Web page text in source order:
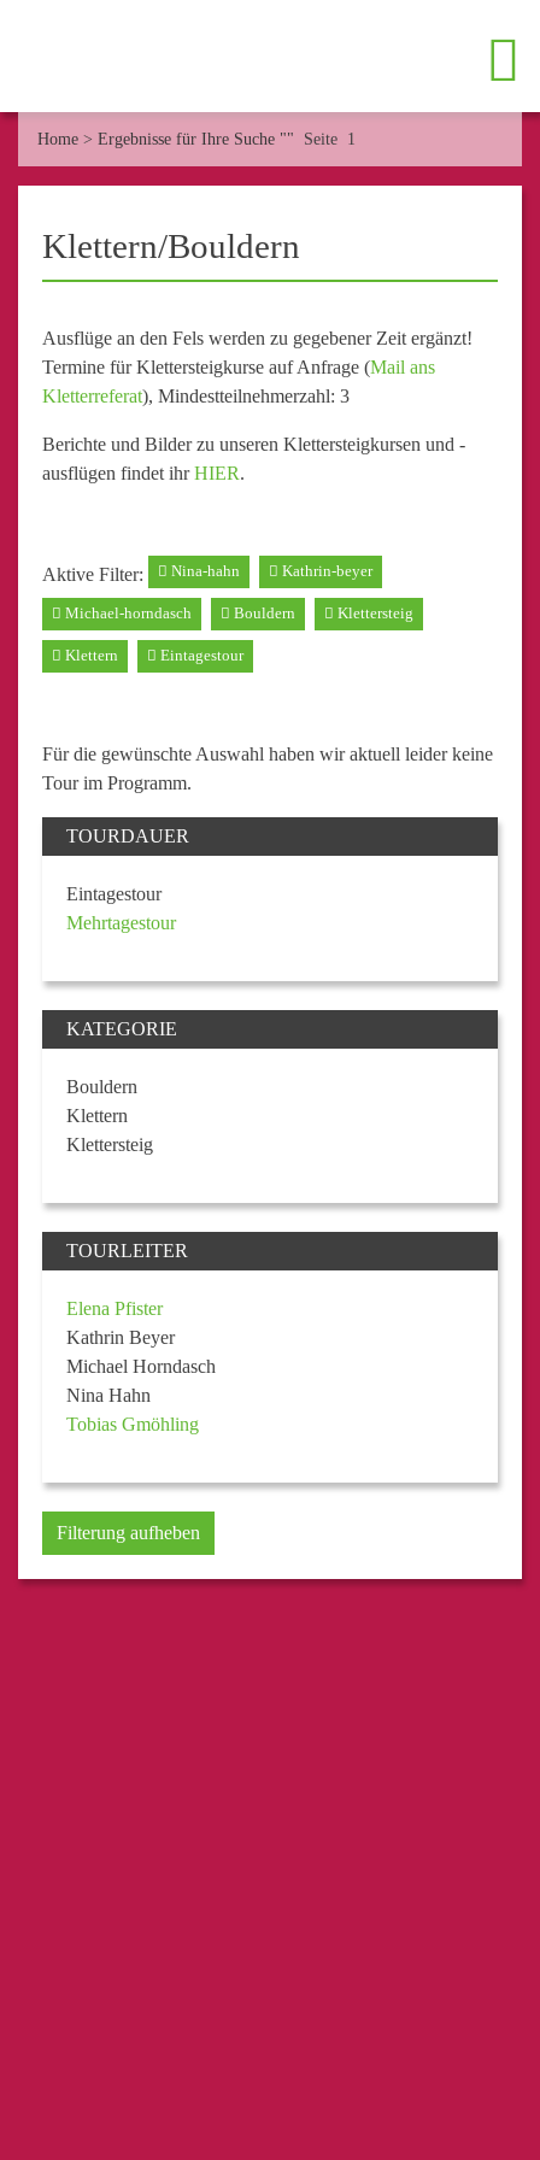
Home > Ergebnisse für Ihre Suche "" Seite 1
Klettern/Bouldern
Ausflüge an den Fels werden zu gegebener Zeit ergänzt!
Termine für Klettersteigkurse auf Anfrage (Mail ans
Kletterreferat), Mindestteilnehmerzahl: 3
Berichte und Bilder zu unseren Klettersteigkursen und -
ausflügen findet ihrHIER.
Aktive Filter: Nina-hahn Kathrin-beyer
Michael-horndasch Bouldern Klettersteig
Klettern Eintagestour
Für die gewünschte Auswahl haben wir aktuell leider keine
Tour im Programm.
TOURDAUER
Eintagestour
Mehrtagestour
KATEGORIE
Bouldern
Klettern
Klettersteig
TOURLEITER
Elena Pfister
Kathrin Beyer
Michael Horndasch
Nina Hahn
Tobias Gmöhling
Filterung aufheben